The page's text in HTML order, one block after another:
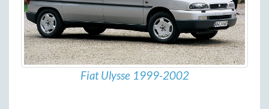
Fiat Ulysse 1999-2002